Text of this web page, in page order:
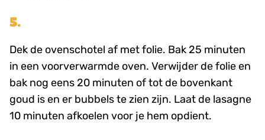
5.
Dek de ovenschotel af met folie. Bak 25 minuten
in een voorverwarmde oven. Verwijder de folie en
bak nog eens 20 minuten of tot de bovenkant
goud is en er bubbels te zien zijn. Laat de lasagne
10 minuten afkoelen voor je hem opdient.